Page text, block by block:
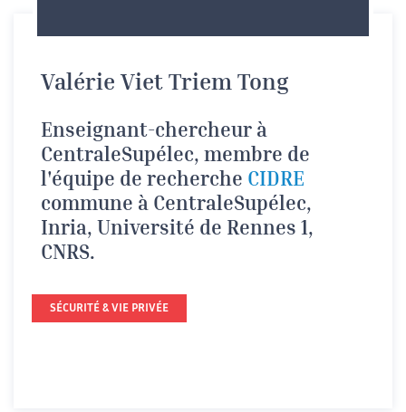
Valérie Viet Triem Tong
Enseignant-chercheur à
CentraleSupélec, membre de
l'équipe de recherche CIDRE
commune à CentraleSupélec,
Inria, Université de Rennes 1,
CNRS.
SÉCURITÉ & VIE PRIVÉE